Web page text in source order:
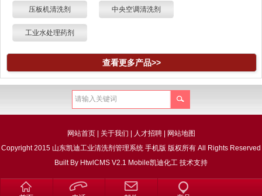
压板机清洗剂 中央空调清洗剂
工业水处理药剂
查看更多产品>>
网站首页| 关于我们 | 人才招聘| 网站地图
Copyright 2015 山东凯迪工业清洗剂管理系统 手机版 版权所有 All Rights Reserved
Built By HtwlCMS V2.1 Mobile凯迪化工 技术支持